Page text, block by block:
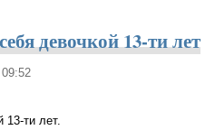
девочкой 13-ти лет
13-ти лет.